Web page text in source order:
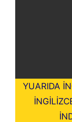
YUARIDA